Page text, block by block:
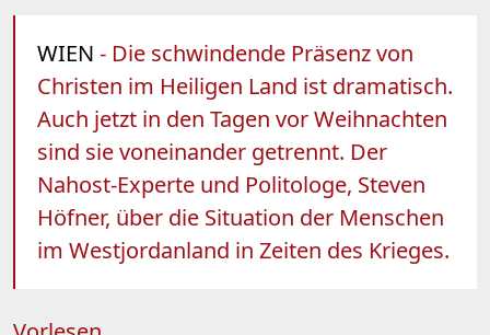
WIEN - Die schwindende Präsenz von
Christen im Heiligen Land ist dramatisch.
Auch jetzt in den Tagen vor Weihnachten
sind sie voneinander getrennt. Der
Nahost-Experte und Politologe, Steven
Höfner, über die Situation der Menschen
im Westjordanland in Zeiten des Krieges.